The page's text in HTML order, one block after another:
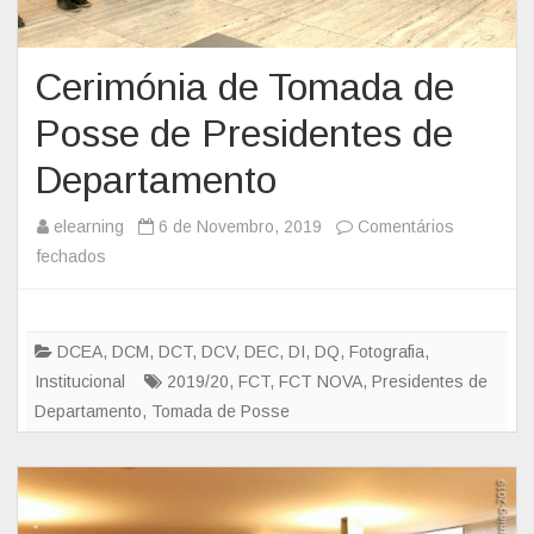
a
ç
p
d
r
Cerimónia de Tomada de
Posse de Presidentes de
Departamento
elearning 6 de Novembro, 2019
Comentários
fechados
e
r
i
m
ó
n
i
DCEA, DCM, DCT, DCV, DEC, DI, DQ, Fotografia,
Institucional
2019/20, FCT, FCT NOVA, Presidentes de
Departamento, Tomada de Posse